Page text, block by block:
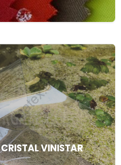
VINISTAR